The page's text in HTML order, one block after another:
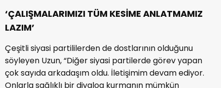
‘ÇALIŞMALARIMIZI TÜM KESİME ANLATMAMIZ
LAZIM’
Çeşitli siyasi partililerden de dostlarının olduğunu
söyleyen Uzun, “Diğer siyasi partilerde görev yapan
çok sayıda arkadaşım oldu. İletişimim devam ediyor.
Onlarla sağlıklı bir diyalog kurmanın mümkün